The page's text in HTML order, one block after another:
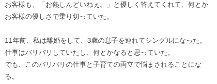
お客様も、「お熱しんどいねぇ。」と優しく答えてくれて、何とか
お客様の優しさで乗り切っていた。
11年前、私は離婚をして、3歳の息子を連れてシングルになった。
仕事はバリバリしていたし、何とかなると思っていた。
でも、このバリバリの仕事と子育ての両立で悩まされることにな
る。